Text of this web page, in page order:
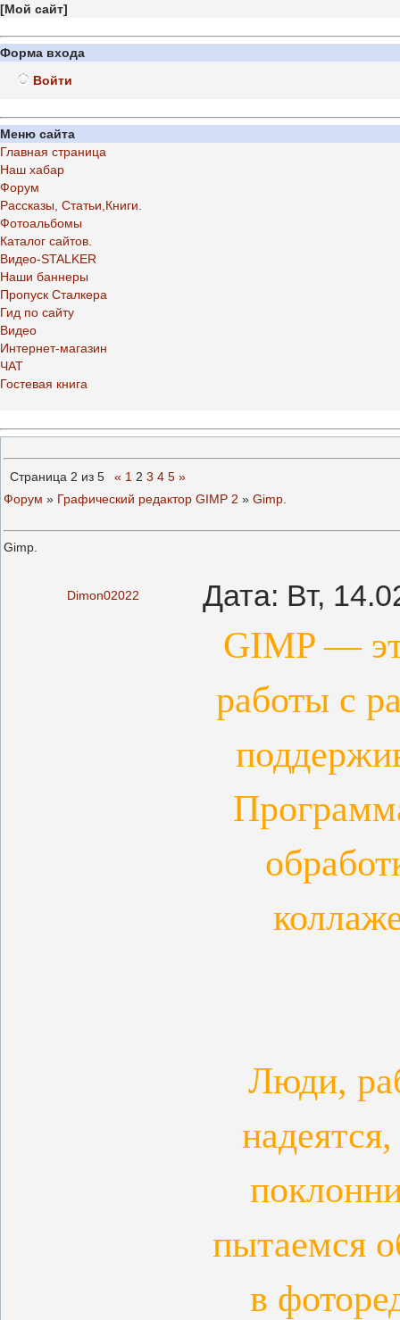
[Мой сайт]
Форма входа
Войти
Меню сайта
Главная страница
Наш хабар
Форум
Рассказы, Статьи,Книги.
Фотоальбомы
Каталог сайтов.
Видео-STALKER
Наши баннеры
Пропуск Сталкера
Гид по сайту
Видео
Интернет-магазин
ЧАТ
Гостевая книга
Страница 2 из 5 « 1 2 3 4 5 »
Форум » Графический редактор GIMP 2 » Gimp.
Gimp.
Dimon02022 Дата: Вт,
GIMP —
работы с
Люди,
пытаемся
в